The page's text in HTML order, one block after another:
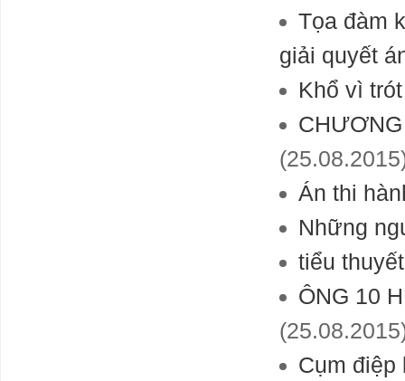
Tọa đàm
giải quyết
Khổ vì
Án thi
Những
tiểu
ÔNG 10
Cụm điệp